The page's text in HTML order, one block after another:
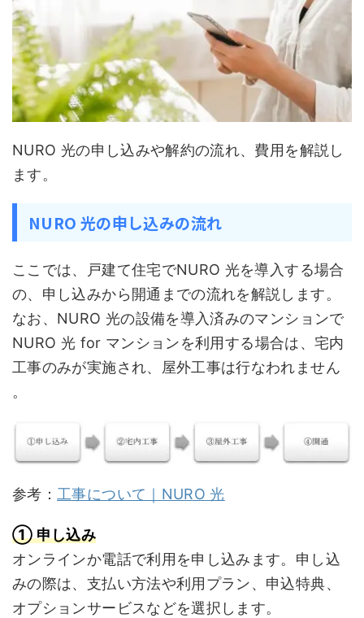
NURO 光の申し込みや解約の流れ、費用を解説し
ます。
NURO 光の申し込みの流れ
ここでは、戸建て住宅でNURO 光を導入する場合
の、申し込みから開通までの流れを解説します。
なお、NURO 光の設備を導入済みのマンションで
NURO 光 for マンションを利用する場合は、宅内
工事のみが実施され、屋外工事は行なわれません
。
参考： 工事について｜NURO 光
① 申し込み
オンラインか電話で利用を申し込みます。申し込
みの際は、支払い方法や利用プラン、申込特典、
オプションサービスなどを選択します。